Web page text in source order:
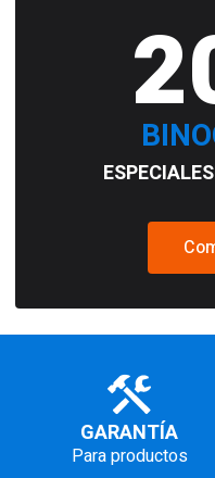
GARANTÍA
Para productos